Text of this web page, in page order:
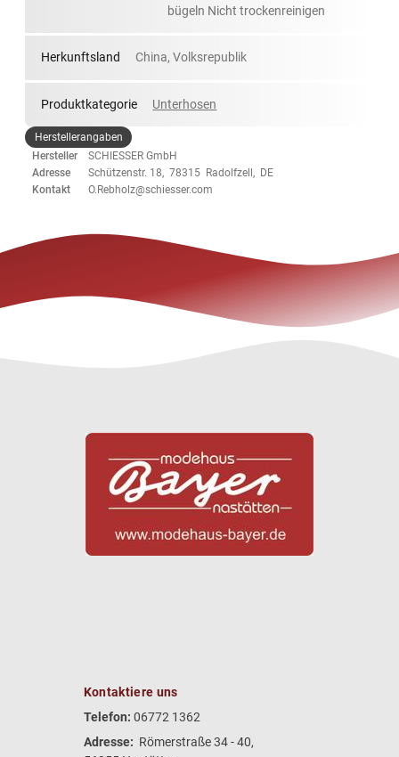
bügeln Nicht trockenreinigen
Herkunftsland China, Volksrepublik
Produktkategorie Unterhosen
Herstellerangaben
Hersteller
SCHIESSER GmbH
Adresse
Schützenstr. 18, 78315 Radolfzell, DE
Kontakt
O.Rebholz@schiesser.com
Kontaktiere uns
Telefon: 06772 1362
Adresse: Römerstraße 34 - 40,